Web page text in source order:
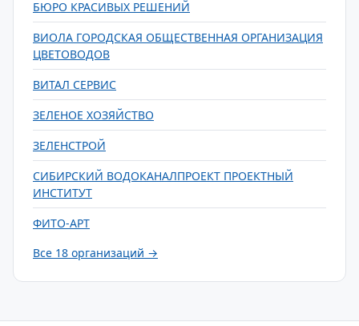
БЮРО КРАСИВЫХ РЕШЕНИЙ
ВИОЛА ГОРОДСКАЯ ОБЩЕСТВЕННАЯ ОРГАНИЗАЦИЯ
ЦВЕТОВОДОВ
ВИТАЛ СЕРВИС
ЗЕЛЕНОЕ ХОЗЯЙСТВО
ЗЕЛЕНСТРОЙ
СИБИРСКИЙ ВОДОКАНАЛПРОЕКТ ПРОЕКТНЫЙ
ИНСТИТУТ
ФИТО-АРТ
Все 18 организаций →